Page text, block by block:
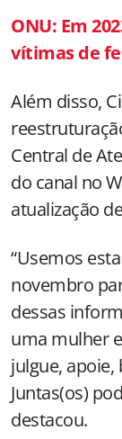
ONU: Em
vítimas de
Além disso,
Central de
do canal no
atualização
“Usemos
novembro
dessas
uma mulher
julgue,
Juntas(os)
destacou.